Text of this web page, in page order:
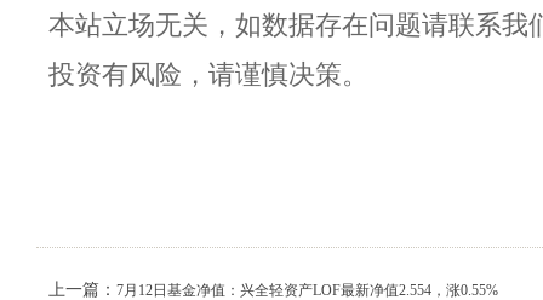
本站立场无关，如数据存在问题请联系
投资有风险，请谨慎决策。
上一篇： 7月12日基金净值：兴全轻资产LOF最新净值2.554，涨0.55%